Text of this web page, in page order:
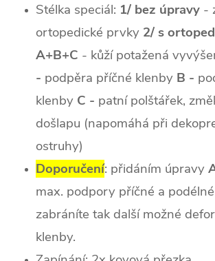
Stélka speciál: 1/ bez úpravy -
ortopedické prvky 2/ s
A+B+C - kůží potažená
- podpěra příčné klenby B -
klenby C - patní polštářek,
došlapu (napomáhá při
ostruhy)
Doporučení: přidáním úpravy
max. podpory příčné a
zabráníte tak další možné
klenby.